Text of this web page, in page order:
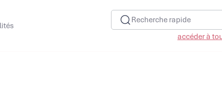
Recherche rapide
accéder à